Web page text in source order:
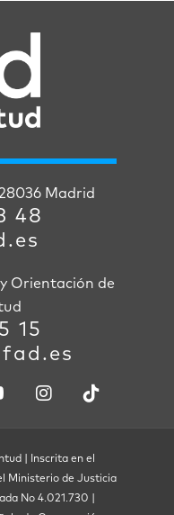
Madrid
48
Orientación de
15
| Inscrita en el
Ministerio de Justicia
No 4.021.730 |